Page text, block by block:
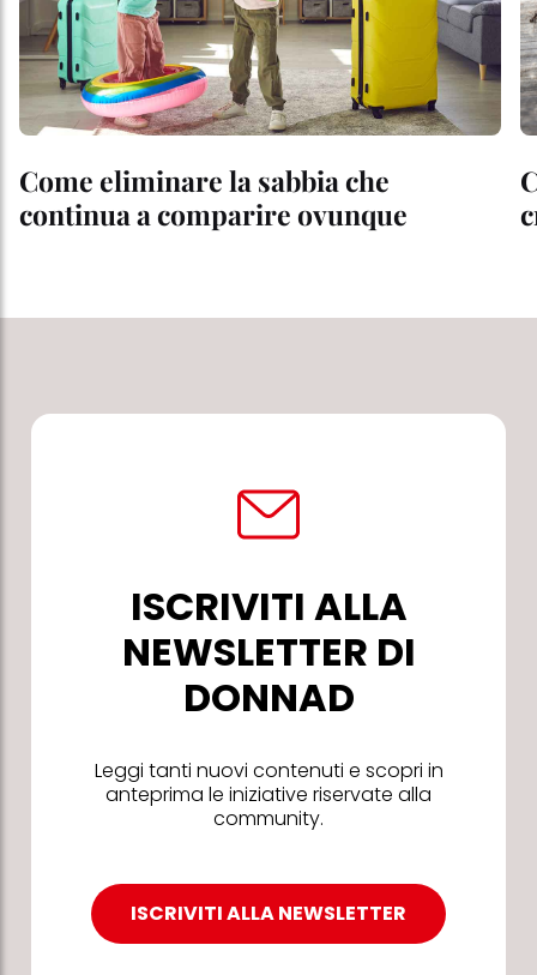
Come eliminare la sabbia che
continua a comparire ovunque
ISCRIVITI ALLA
NEWSLETTER DI
DONNAD
Leggi tanti nuovi contenuti e scopri in
anteprima le iniziative riservate alla
community.
ISCRIVITI ALLA NEWSLETTER